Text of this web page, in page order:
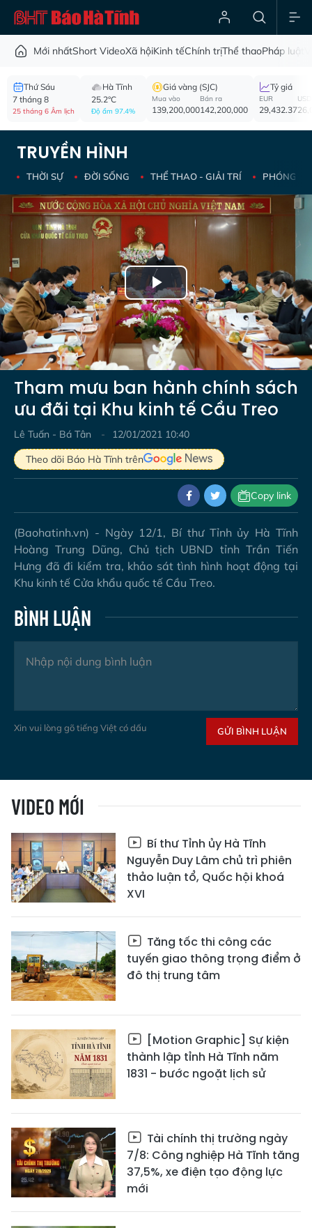
Mới nhấtShort VideoXã hộiKinh tếChính trịThể thaoPháp luật
Thứ Sáu
7 tháng 8
25 tháng 6 Âm lịch
Hà Tĩnh
25.2°C
Độ ẩm 97.4%
Giá vàng (SJC)
Mua vào
139,200,000
Bán ra
142,200,000
Tỷ giá
EUR
29,432.37
USD
TRUYỀN HÌNH
THỜI SỰ ĐỜI SỐNG THỂ THAO - GIẢI TRÍ PHÓNG
Play
Video
Tham mưu ban hành chính sách
ưu đãi tại Khu kinh tế Cầu Treo
Lê Tuấn - Bá Tân
12/01/2021 10:40
Theo dõi Báo Hà Tĩnh trên
Copy link
(Baohatinh.vn) - Ngày 12/1, Bí thư Tỉnh ủy Hà Tĩnh
Hoàng Trung Dũng, Chủ tịch UBND tỉnh Trần Tiến
Hưng đã đi kiểm tra, khảo sát tình hình hoạt động tại
Khu kinh tế Cửa khẩu quốc tế Cầu Treo.
BÌNH LUẬN
Xin vui lòng gõ tiếng Việt có dấu GỬI BÌNH LUẬN
VIDEO MỚI
Bí thư Tỉnh ủy Hà Tĩnh
Nguyễn Duy Lâm chủ trì phiên
thảo luận tổ, Quốc hội khoá
XVI
Tăng tốc thi công các
tuyến giao thông trọng điểm ở
đô thị trung tâm
[Motion Graphic] Sự kiện
thành lập tỉnh Hà Tĩnh năm
1831 - bước ngoặt lịch sử
Tài chính thị trường ngày
7/8: Công nghiệp Hà Tĩnh tăng
37,5%, xe điện tạo động lực
mới